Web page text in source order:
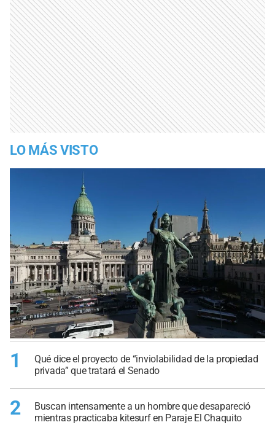
LO MÁS VISTO
1
Qué dice el proyecto de “inviolabilidad de la propiedad
privada” que tratará el Senado
2
Buscan intensamente a un hombre que desapareció
mientras practicaba kitesurf en Paraje El Chaquito